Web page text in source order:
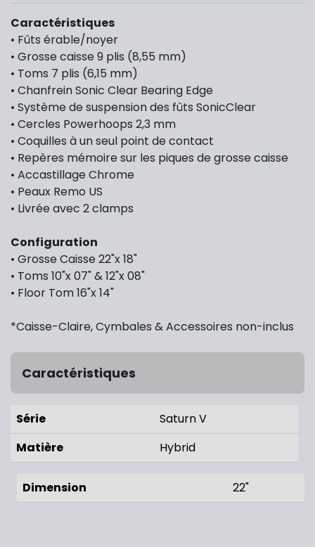
Caractéristiques
• Fûts érable/noyer
• Grosse caisse 9 plis (8,55 mm)
• Toms 7 plis (6,15 mm)
• Chanfrein Sonic Clear Bearing Edge
• Système de suspension des fûts SonicClear
• Cercles Powerhoops 2,3 mm
• Coquilles à un seul point de contact
• Repères mémoire sur les piques de grosse caisse
• Accastillage Chrome
• Peaux Remo US
• Livrée avec 2 clamps
Configuration
• Grosse Caisse 22"x 18"
• Toms 10"x 07" & 12"x 08"
• Floor Tom 16"x 14"
*Caisse-Claire, Cymbales & Accessoires non-inclus
Caractéristiques
Série
Saturn V
Matière
Hybrid
Dimension 22"